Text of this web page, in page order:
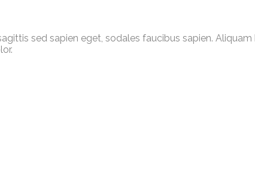
sed sapien eget, sodales faucibus sapien.